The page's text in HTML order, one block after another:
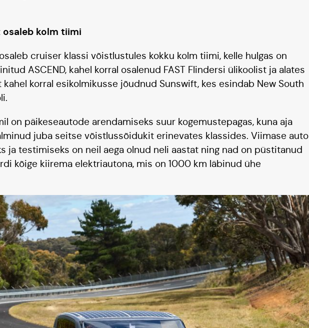
kolm tiimi
cruiser klassi võistlustules kokku kolm tiimi, kelle hulgas on
ASCEND, kahel korral osalenud FAST Flindersi ülikoolist ja alates
kahel korral esikolmikusse jõudnud Sunswift, kes esindab New South
on päikeseautode arendamiseks suur kogemustepagas, kuna aja
juba seitse võistlussõidukit erinevates klassides. Viimase auto
ja testimiseks on neil aega olnud neli aastat ning nad on püstitanud
kõige kiirema elektriautona, mis on 1000 km läbinud ühe